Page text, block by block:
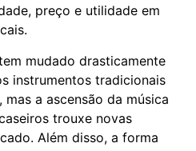
preço e utilidade em
mudado drasticamente
instrumentos tradicionais
a ascensão da música
trouxe novas
Além disso, a forma